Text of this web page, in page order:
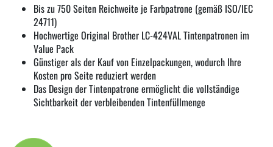
Bis zu 750 Seiten Reichweite je Farbpatrone (gemäß ISO/IEC
24711)
Hochwertige Original Brother LC-424VAL Tintenpatronen im
Value Pack
Günstiger als der Kauf von Einzelpackungen, wodurch Ihre
Kosten pro Seite reduziert werden
Das Design der Tintenpatrone ermöglicht die vollständige
Sichtbarkeit der verbleibenden Tintenfüllmenge